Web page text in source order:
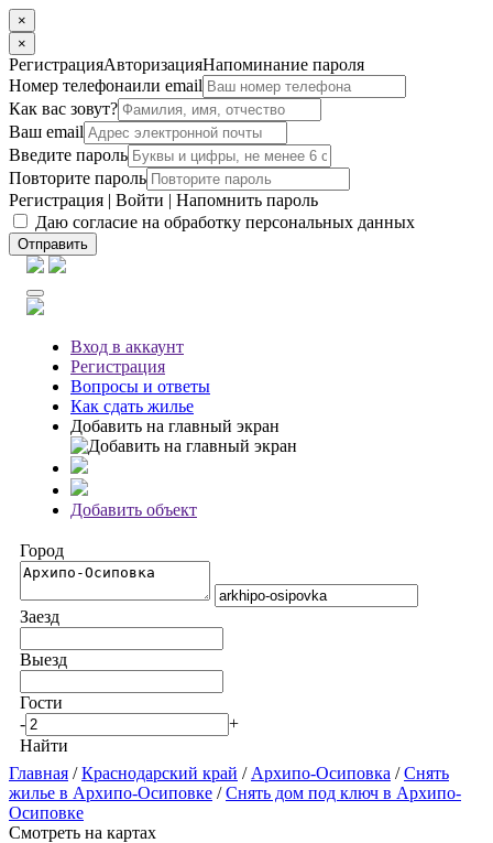
×
×
РегистрацияАвторизацияНапоминание пароля
Номер телефонаили email
Как вас зовут?
Ваш email
Введите пароль
Повторите пароль
Регистрация | Войти | Напомнить пароль
Даю согласие на обработку персональных данных
Отправить
Вход в аккаунт
Регистрация
Вопросы и ответы
Как сдать жилье
Добавить на главный экран
Добавить объект
Город
Заезд
Выезд
Гости
-
+
Найти
Главная /Краснодарский край / Архипо-Осиповка /Снять
жилье в Архипо-Осиповке /Снять дом под ключ в Архипо-
Осиповке
Смотреть на картах